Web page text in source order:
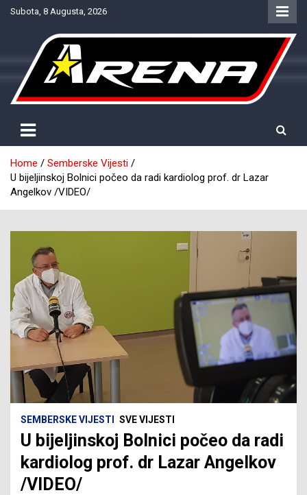
SkipSubota, 8 Augusta, 2026
NTV Arena
Home
Semberske Vijesti
U bijeljinskoj Bolnici počeo da radi kardiolog prof. dr Lazar
Angelkov /VIDEO/
SEMBERSKE VIJESTI SVE VIJESTI
U bijeljinskoj Bolnici počeo da radi
kardiolog prof. dr Lazar Angelkov
/VIDEO/